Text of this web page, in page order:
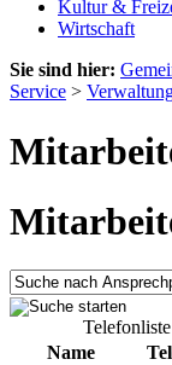
Kultur &
Wirtschaft
Sie sind hier:
Service >
Name